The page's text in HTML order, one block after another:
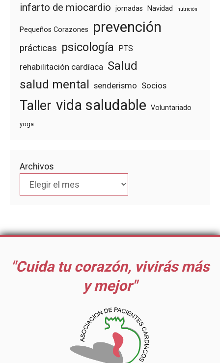
infarto de miocardio jornadas Navidad nutrición
Pequeños Corazones prevención
prácticas psicología PTS
rehabilitación cardíaca Salud
salud mental senderismo Socios
Taller vida saludable Voluntariado
yoga
Archivos
"Cuida tu corazón, vivirás más
y mejor"